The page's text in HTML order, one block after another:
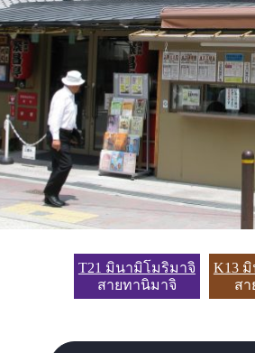
T21 มินามิโมริมาจิ
สายทานิมาจิ
K13
สา